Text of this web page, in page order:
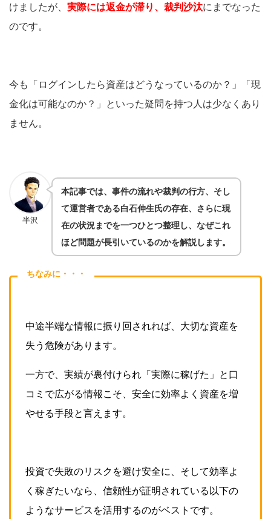
けましたが、 実際には返金が滞り、裁判沙汰にまでなった
のです。
今も「ログインしたら資産はどうなっているのか？」「現
金化は可能なのか？」といった疑問を持つ人は少なくあり
ません。
半沢
本記事では、事件の流れや裁判の行方、そし
て運営者である白石伸生氏の存在、さらに現
在の状況までを一つひとつ整理し、なぜこれ
ほど問題が長引いているのかを解説します。
ちなみに・・・
中途半端な情報に振り回されれば、大切な資産を
失う危険があります。
一方で、実績が裏付けられ「実際に稼げた」と口
コミで広がる情報こそ、安全に効率よく資産を増
やせる手段と言えます。
投資で失敗のリスクを避け安全に、そして効率よ
く稼ぎたいなら、信頼性が証明されている以下の
ようなサービスを活用するのがベストです。